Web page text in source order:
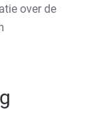
over de